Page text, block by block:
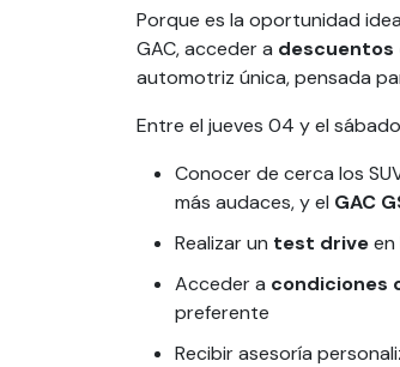
Porque es la oportunidad
GAC, acceder a descuentos
automotriz única, pensada
Entre el jueves 04 y el
Conocer de cerca los
más audaces, y el GAC
Realizar un test drive
Acceder a condiciones
preferente
Recibir asesoría